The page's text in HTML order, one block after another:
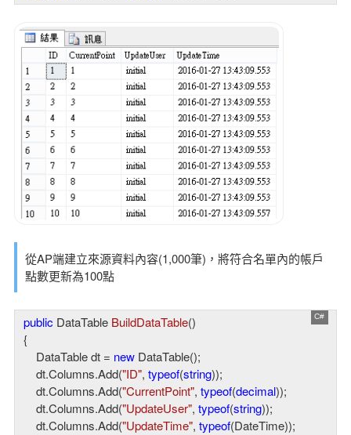
從AP端建立來源資料內容(1,000筆)，將符合名單內的帳戶
點數更新為100點
public DataTable BuildDataTable(
{
    DataTable dt =
new DataTable();
    dt.Columns.Add(
"ID", typeof(string));
    dt.Columns.Add(
"CurrentPoint", typeof(decimal));
    dt.Columns.Add(
"UpdateUser", typeof(string));
    dt.Columns.Add(
"UpdateTime", typeof(DateTime));